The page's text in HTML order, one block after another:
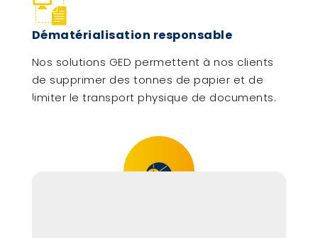
Dématérialisation responsable
Nos solutions GED permettent à nos clients
de supprimer des tonnes de papier et de
limiter le transport physique de documents.